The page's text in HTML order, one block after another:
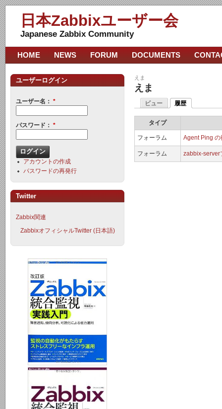
日本Zabbixユーザー会
Japanese Zabbix Community
えま
えま
ビュー 履歴
タイプ
フォーラム Agent Ping の
フォーラム zabbix-server
HOME NEWS FORUM DOCUMENTS
ユーザーログイン
ユーザー名： *
パスワード： *
アカウントの作成
パスワードの再発行
Twitter
Zabbix関連
ZabbixオフィシャルTwitter (日本語)